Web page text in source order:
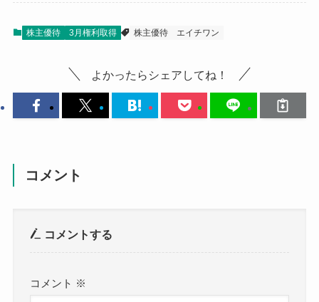
株主優待 3月権利取得 株主優待 エイチワン
よかったらシェアしてね！
コメント
コメントする
コメント ※